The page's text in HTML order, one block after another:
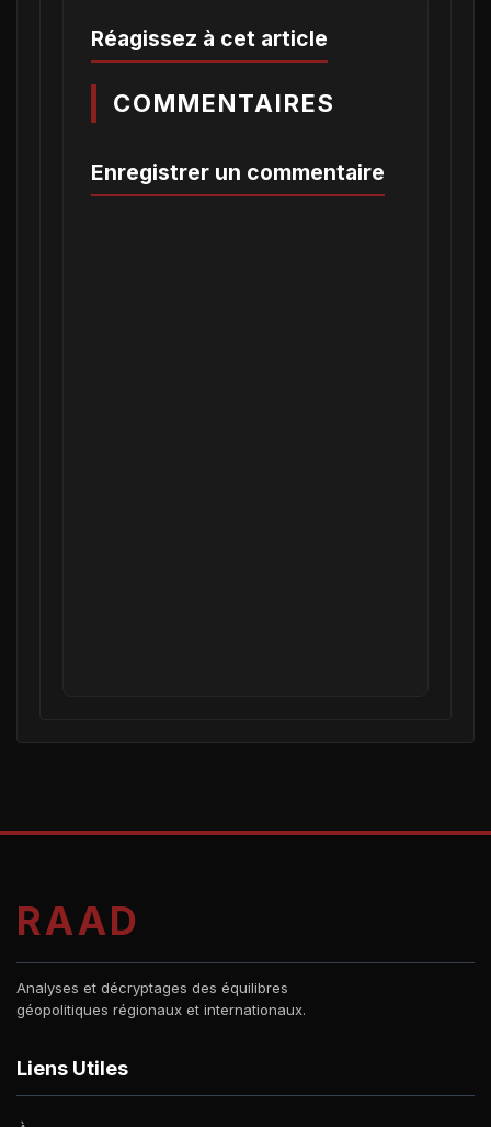
Réagissez à cet article
COMMENTAIRES
Enregistrer un commentaire
RAAD
Analyses et décryptages des équilibres
géopolitiques régionaux et internationaux.
Liens Utiles